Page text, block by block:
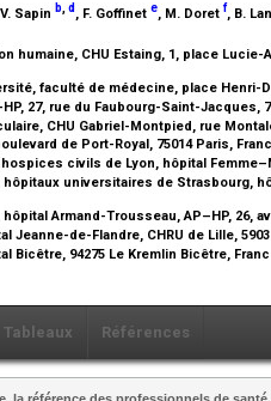
Sapin b,d , F. Goffinet e, M. Doret f, B.
CHU Estaing, 1, place Lucie-
faculté de médecine, place Henri-
27, rue du Faubourg-Saint-Jacques,
CHU Gabriel-Montpied, rue
de Port-Royal, 75014 Paris,
civils de Lyon, hôpital
universitaires de Strasbourg,
Armand-Trousseau, AP–HP, 26,
Jeanne-de-Flandre, CHRU de Lille,
Bicêtre, 94275 Le Kremlin Bicêtre,
Tableaux Références